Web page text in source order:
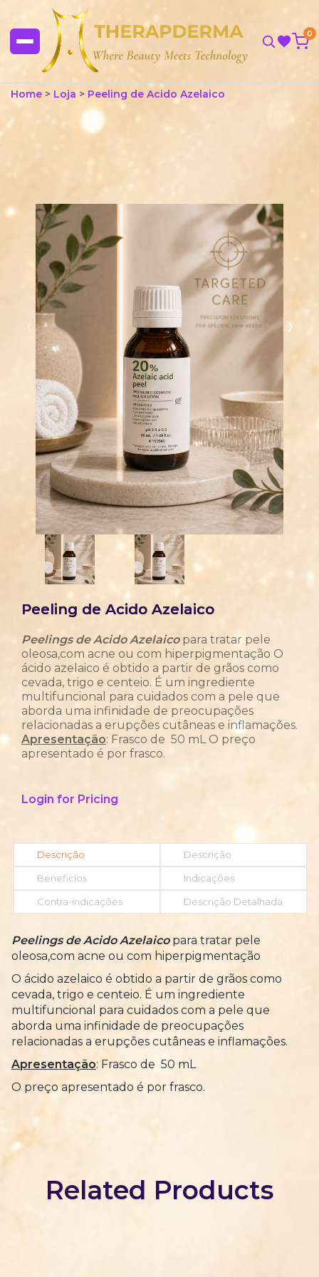
0
Home > Loja > Peeling de Acido Azelaico
‹ ›
Peeling de Acido Azelaico
PeelingsdeAcido Azelaicopara tratar pele
oleosa,com acne ou com hiperpigmentação O
ácido azelaico é obtido a partir de grãos como
cevada, trigo e centeio. É um ingrediente
multifuncional para cuidados com a pele que
aborda uma infinidade de preocupações
relacionadas a erupções cutâneas e inflamações.
Apresentação: Frasco de 50 mL O preço
apresentado é por frasco.
Login for Pricing
Descrição Descrição
Beneficios Indicações
Contra-indicações Descrição Detalhada
Peelingsde Acido Azelaicopara tratar pele
oleosa,com acne ou com hiperpigmentação
O ácido azelaico é obtido a partir de grãos como
cevada, trigo e centeio. É um ingrediente
multifuncional para cuidados com a pele que
aborda uma infinidade de preocupações
relacionadas a erupções cutâneas e inflamações.
Apresentação: Frasco de 50 mL
O preço apresentado é por frasco.
Related Products